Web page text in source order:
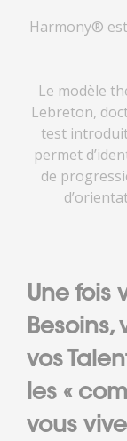
Harmony®
Le modèle
Lebreton,
test
permet
de
Une fois
Besoins,
vos
les «
vous